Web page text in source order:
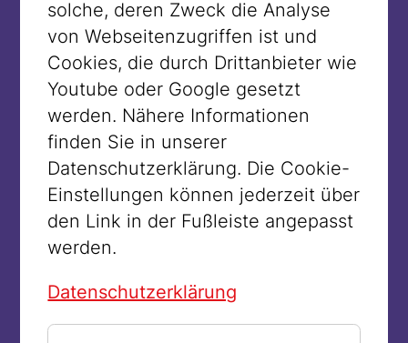
der Eindruck, dass das Verbrechen des
Holocaust im Dunklen, im Verborgenen
stattgefunden hätte und all diejenigen,
die nach dem Krieg sagten, sie hätten
nichts gewusst, dies zurecht behauptet
hätten.
Dabei war es gar nicht dunkel, sondern
es war taghell und für alle offensichtlich,
was hier passiert: Augenzeug:innen
berichten, wie Jüdinnen und Juden bei
solche, deren Zweck die Analyse
von Webseitenzugriffen ist und
Cookies, die durch Drittanbieter wie
Youtube oder Google gesetzt
werden. Nähere Informationen
finden Sie in unserer
Datenschutzerklärung. Die Cookie-
Einstellungen können jederzeit über
den Link in der Fußleiste angepasst
werden.
Datenschutzerklärung